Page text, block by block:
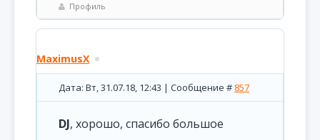
Профиль
MaximusX
Дата: Вт, 31.07.18, 12:43 | Сообщение # 857
DJ, хорошо, спасибо большое